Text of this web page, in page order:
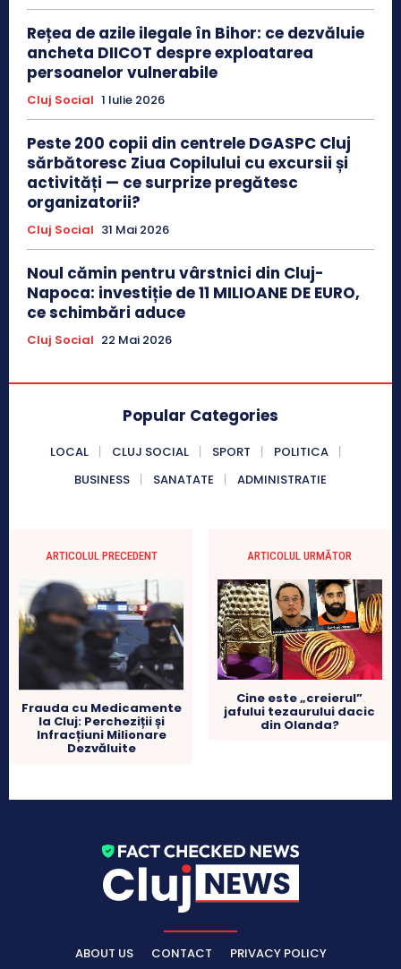
Rețea de azile ilegale în Bihor: ce dezvăluie
ancheta DIICOT despre exploatarea
persoanelor vulnerabile
Cluj Social 1 Iulie 2026
Peste 200 copii din centrele DGASPC Cluj
sărbătoresc Ziua Copilului cu excursii și
activități — ce surprize pregătesc
organizatorii?
Cluj Social 31 Mai 2026
Noul cămin pentru vârstnici din Cluj-
Napoca: investiție de 11 MILIOANE DE EURO,
ce schimbări aduce
Cluj Social 22 Mai 2026
Popular Categories
LOCAL CLUJ SOCIAL SPORT
POLITICA
BUSINESS
SANATATE ADMINISTRATIE
ARTICOLUL PRECEDENT
Frauda cu Medicamente
la Cluj: Percheziții și
Infracțiuni Milionare
Dezvăluite
ARTICOLUL URMĂTOR
Cine este „creierul”
jafului tezaurului dacic
din Olanda?
ABOUT US CONTACT PRIVACY POLICY